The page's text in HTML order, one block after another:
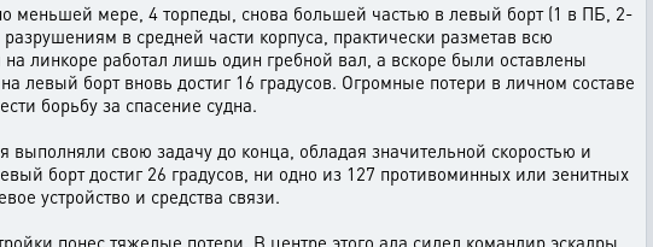
меньшей мере, 4 торпеды, снова большей частью в левый борт (1 в ПБ, 2-
в средней части корпуса, практически разметав всю
линкоре работал лишь один гребной вал, а вскоре были оставлены
левый борт вновь достиг 16 градусов. Огромные потери в личном составе
борьбу за спасение судна.
свою задачу до конца, обладая значительной скоростью и
борт достиг 26 градусов, ни одно из 127 противоминных или зенитных
устройство и средства связи.
понес тяжелые потери. В центре этого ада сидел командир эскадры